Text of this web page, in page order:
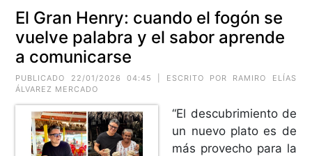
El Gran Henry: cuando el fogón se
vuelve palabra y el sabor aprende
a comunicarse
PUBLICADO 22/01/2026 04:45 | ESCRITO POR RAMIRO ELÍAS
ÁLVAREZ MERCADO
“El descubrimiento de
un nuevo plato es de
más provecho para la